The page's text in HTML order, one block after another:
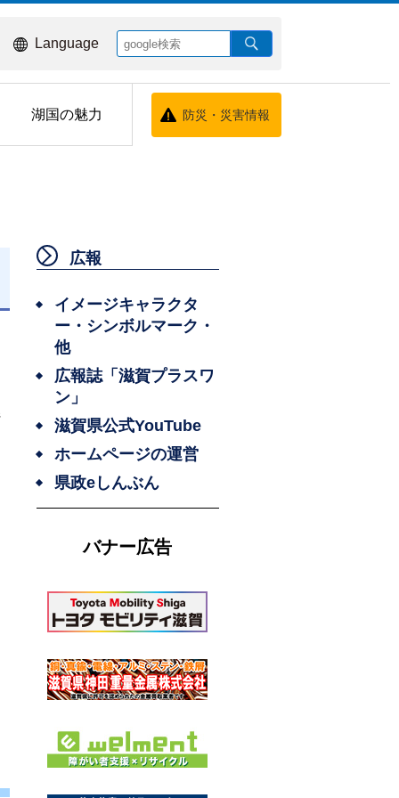
Language
湖国の魅力 防災・災害情報
広報
イメージキャラクタ
ー・シンボルマーク・
他
広報誌「滋賀プラスワ
ン」
滋賀県公式YouTube
ホームページの運営
県政eしんぶん
バナー広告